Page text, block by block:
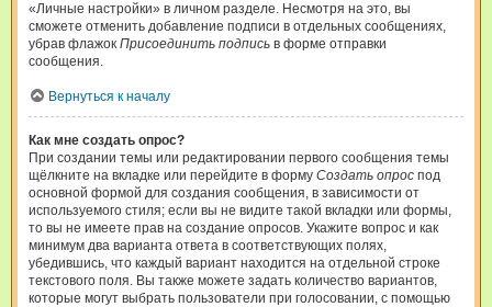
«Личные настройки» в личном разделе. Несмотря на это, вы
сможете отменить добавление подписи в отдельных сообщениях,
убрав флажок Присоединить подпись в форме отправки
сообщения.
Вернуться к началу
Как мне создать опрос?
При создании темы или редактировании первого сообщения темы
щёлкните на вкладке или перейдите в форму Создать опрос под
основной формой для создания сообщения, в зависимости от
используемого стиля; если вы не видите такой вкладки или формы,
то вы не имеете прав на создание опросов. Укажите вопрос и как
минимум два варианта ответа в соответствующих полях,
убедившись, что каждый вариант находится на отдельной строке
текстового поля. Вы также можете задать количество вариантов,
которые могут выбрать пользователи при голосовании, с помощью